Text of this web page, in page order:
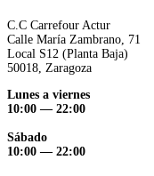
C.C Carrefour Actur
Calle María Zambrano, 71
Local S12 (Planta Baja)
50018, Zaragoza
Lunes a viernes
10:00 — 22:00
Sábado
10:00 — 22:00